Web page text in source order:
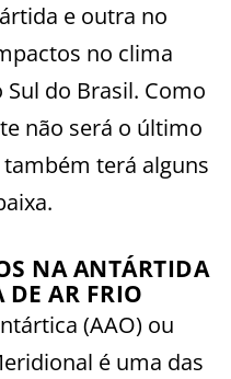
e outra no
no clima
do Brasil. Como
não será o último
terá alguns
NA ANTÁRTIDA
DE AR FRIO
(AAO) ou
é uma das